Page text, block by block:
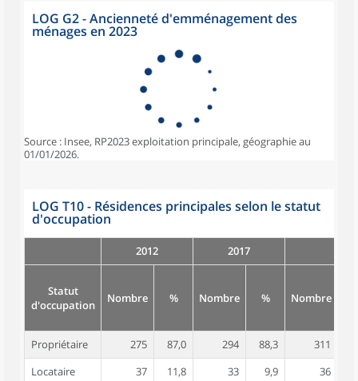
LOG G2 - Ancienneté d'emménagement des
ménages en 2023
Source : Insee, RP2023 exploitation principale, géographie au
01/01/2026.
LOG T10 - Résidences principales selon le statut
d'occupation
2012 2017
Statut
d'occupation
Nombre % Nombre % Nombre
Propriétaire 275 87,0 294 88,3 311
Locataire
37 11,8 33 9,9 36